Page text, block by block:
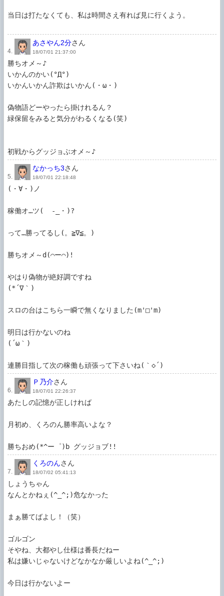
当日は打たなくても、私は時間さえ有れば見に行くよう。
4.
あさやん2分さん
18/07/01 21:37:00
勝ちオメ～♪
いかんのかい(°Д°)
いかんいかん詐欺はいかん(・ω・)
偽物語どーやったら掛けれるん？
緑保留をみると気分がわるくなる(笑)
初戦からグッジョぶオメ～♪
5.
なかっち3さん
18/07/01 22:18:48
(・∀・)ノ
稼働オ…ツ(  -_・)?
って…勝ってるし(。≧∇≦。)
勝ちオメ～d(⌒ー⌒)!
やはり偽物が絶好調ですね
(*´∇｀)
スロの台はこちら一瞬で無くなりました(m'□'m)
明日は行かないのね
(´ω｀)
6.
Ｐ乃介さん
18/07/01 22:26:37
あたしの記憶が正しければ
月初め、くろのん勝率高いよな？
勝ちおめ(*^ー゜)b グッジョブ!!
7.
くろのんさん
18/07/02 05:41:13
しょうちゃん
なんとかねぇ(^_^;)危なかった
まぁ勝てばよし！（笑）
ゴルゴン
そやね、大都やし仕様は番長だねー
私は嫌いじゃないけどなかなか厳しいよね(^_^;)
今日は行かないよー